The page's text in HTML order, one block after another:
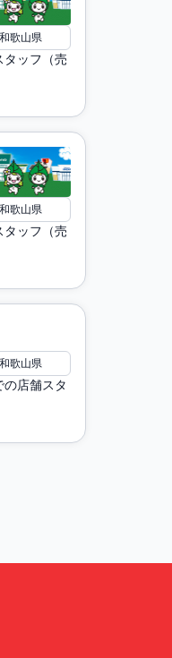
和歌山県
タッフ（売
和歌山県
タッフ（売
和歌山県
店舗スタ